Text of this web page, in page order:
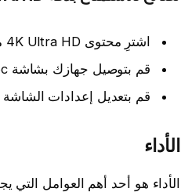
اشترِ محتوى 4K Ultra HD من مصدر موثوق.
قم بتوصيل جهازك بشاشة Goldtec سمارت 65 باستخدام كابل HDMI 2.0.
قم بتعديل إعدادات
الأداء
الأداء هو أحد أهم العوامل